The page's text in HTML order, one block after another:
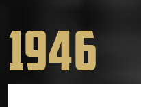
1946